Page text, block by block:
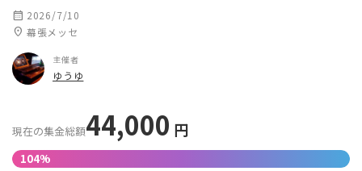
calendar_month 2026/7/10
location_on 幕張メッセ
主催者
ゆうゆ
現在の集金総額44,000 円
104%